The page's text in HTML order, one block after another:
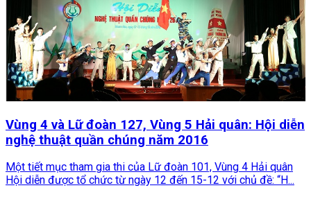
Vùng 4 và Lữ đoàn 127, Vùng 5 Hải quân: Hội diễn
nghệ thuật quần chúng năm 2016
Một tiết mục tham gia thi của Lữ đoàn 101, Vùng 4 Hải quân
Hội diễn được tổ chức từ ngày 12 đến 15-12 với chủ đề: “H...